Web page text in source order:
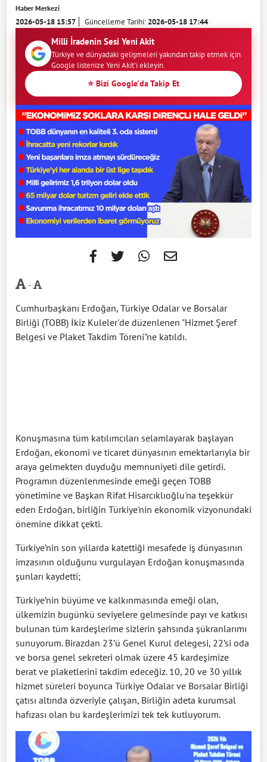
Haber Merkezi
2026-05-18 15:57 Güncelleme Tarihi:2026-05-18 17:44
Milli İradenin Sesi Yeni Akit
Türkiye ve dünyadaki gelişmeleri yakından takip etmek için
Google listenize Yeni Akit'i ekleyin.
⭐ Bizi Google'da Takip Et
-
Cumhurbaşkanı Erdoğan, Türkiye Odalar ve Borsalar
Birliği (TOBB) İkiz Kuleler'de düzenlenen "Hizmet Şeref
Belgesi ve Plaket Takdim Töreni"ne katıldı.
Konuşmasına tüm katılımcıları selamlayarak başlayan
Erdoğan, ekonomi ve ticaret dünyasının emektarlarıyla bir
araya gelmekten duyduğu memnuniyeti dile getirdi.
Programın düzenlenmesinde emeği geçen TOBB
yönetimine ve Başkan Rifat Hisarcıklıoğlu'na teşekkür
eden Erdoğan, birliğin Türkiye'nin ekonomik vizyonundaki
önemine dikkat çekti.
Türkiye’nin son yıllarda katettiği mesafede iş dünyasının
imzasının olduğunu vurgulayan Erdoğan konuşmasında
şunları kaydetti;
Türkiye’nin büyüme ve kalkınmasında emeği olan,
ülkemizin bugünkü seviyelere gelmesinde payı ve katkısı
bulunan tüm kardeşlerime sizlerin şahsında şükranlarımı
sunuyorum. Birazdan 23’ü Genel Kurul delegesi, 22’si oda
ve borsa genel sekreteri olmak üzere 45 kardeşimize
berat ve plaketlerini takdim edeceğiz. 10, 20 ve 30 yıllık
hizmet süreleri boyunca Türkiye Odalar ve Borsalar Birliği
çatısı altında özveriyle çalışan, Birliğin adeta kurumsal
hafızası olan bu kardeşlerimizi tek tek kutluyorum.